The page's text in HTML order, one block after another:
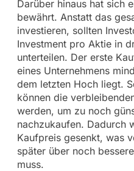
Darüber hinaus hat sich
bewährt. Anstatt das
investieren, sollten
Investment pro Aktie in
unterteilen. Der erste
eines Unternehmens
dem letzten Hoch liegt.
können die
werden, um zu noch
nachzukaufen. Dadurch
Kaufpreis gesenkt, was
später über noch
muss.